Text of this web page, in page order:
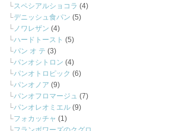
スペシアルショコラ (4)
デニッシュ食パン (5)
ノワレザン (4)
ハードトースト (5)
パン オ テ (3)
パンオシトロン (4)
パンオトロピック (6)
パンオノア (9)
パンオフロマージュ (7)
パンオレオミエル (9)
フォカッチャ (1)